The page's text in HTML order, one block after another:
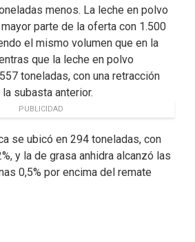
menos. La leche en polvo
parte de la oferta con 1.500
el mismo volumen que en la
que la leche en polvo
toneladas, con una retracción
subasta anterior.
PUBLICIDAD
se ubicó en 294 toneladas, con
y la de grasa anhidra alcanzó las
0,5% por encima del remate